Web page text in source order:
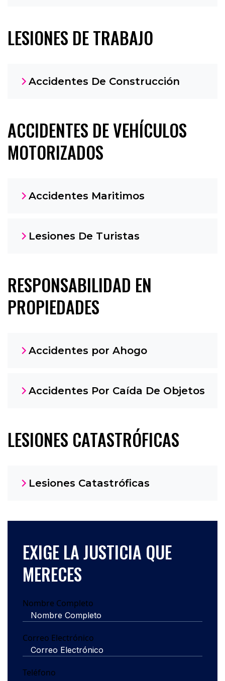
LESIONES DE TRABAJO
Accidentes De Construcción
ACCIDENTES DE VEHÍCULOS
MOTORIZADOS
Accidentes Maritimos
Lesiones De Turistas
RESPONSABILIDAD EN
PROPIEDADES
Accidentes por Ahogo
Accidentes Por Caída De Objetos
LESIONES CATASTRÓFICAS
Lesiones Catastróficas
EXIGE LA JUSTICIA QUE
MERECES
Nombre Completo
Correo Electrónico
Teléfono